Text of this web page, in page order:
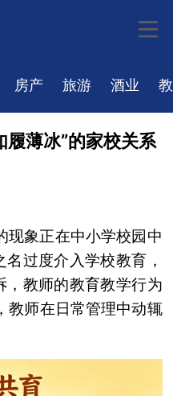
房产 旅游 酒业
履薄冰”的家校关系
现象正在中小学校园中
过度介入学校教育，
，教师的教育教学行为
教师在日常管理中动辄